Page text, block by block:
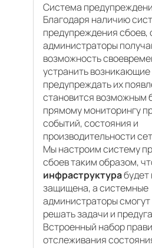
Система
Благодаря наличию
предупреждения сбоев,
администраторы
возможность
устранить
предупреждать их
становится возможным
прямому мониторингу
событий, состояния и
производительности
Мы настроим систему
сбоев таким образом,
инфраструктура
защищена, а системные
администраторы
решать задачи и
Встроенный набор
отслеживания